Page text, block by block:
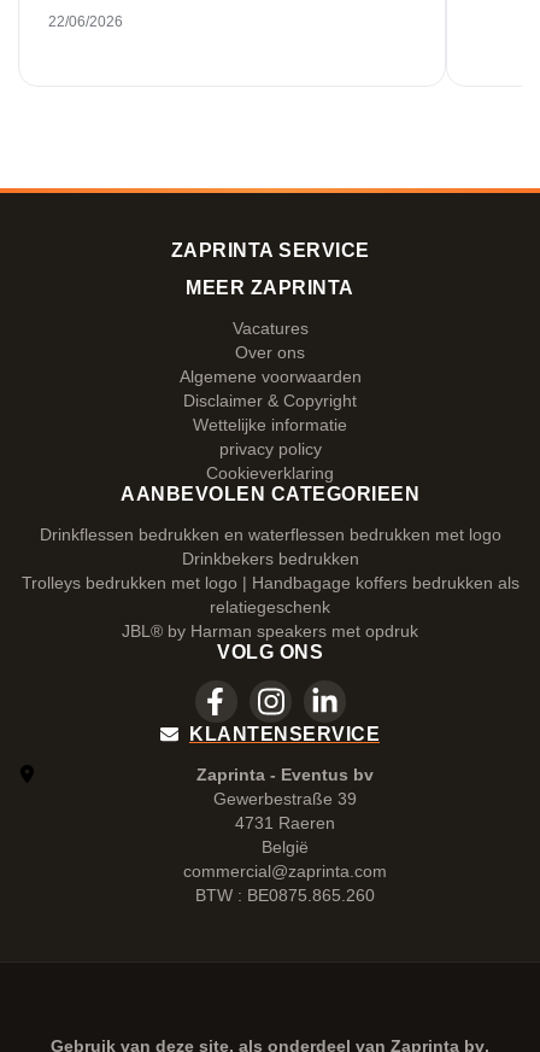
22/06/2026
ZAPRINTA SERVICE
MEER ZAPRINTA
Vacatures
Over ons
Algemene voorwaarden
Disclaimer & Copyright
Wettelijke informatie
privacy policy
Cookieverklaring
AANBEVOLEN CATEGORIEEN
Drinkflessen bedrukken en waterflessen bedrukken met logo
Drinkbekers bedrukken
Trolleys bedrukken met logo | Handbagage koffers bedrukken als
relatiegeschenk
JBL® by Harman speakers met opdruk
VOLG ONS
KLANTENSERVICE
Zaprinta - Eventus bv
Gewerbestraße 39
4731 Raeren
België
commercial@zaprinta.com
BTW : BE0875.865.260
Gebruik van deze site, als onderdeel van Zaprinta bv,